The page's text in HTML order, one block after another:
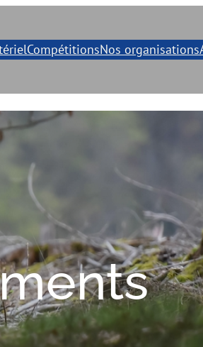
CompétitionsNos organisations